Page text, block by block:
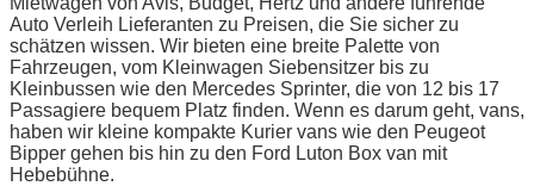
Auto Verleih Lieferanten zu Preisen, die Sie sicher zu
schätzen wissen. Wir bieten eine breite Palette von
Fahrzeugen, vom Kleinwagen Siebensitzer bis zu
Kleinbussen wie den Mercedes Sprinter, die von 12 bis 17
Passagiere bequem Platz finden. Wenn es darum geht, vans,
haben wir kleine kompakte Kurier vans wie den Peugeot
Bipper gehen bis hin zu den Ford Luton Box van mit
Hebebühne.